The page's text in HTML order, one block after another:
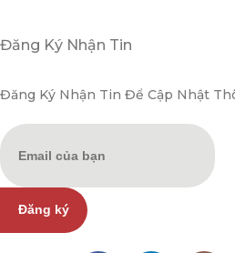
Đăng Ký Nhận Tin
Đăng Ký Nhận Tin Để Cập Nhật
Đăng ký